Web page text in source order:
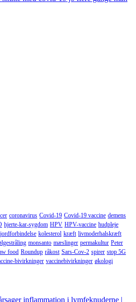
coronavirus Covid-19 Covid-19 vaccine demens
hjerte-kar-sygdom HPV HPV-vaccine hudpleje
jordforbindelse kolesterol kræft livmoderhalskræft
monsanto mæslinger permakultur Peter
food Roundup råkost Sars-Cov-2 spirer stop 5G
bivirkninger vaccinebivirkninger økologi
inflammation i lymfeknuderne |